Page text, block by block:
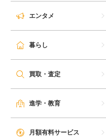
エンタメ
暮らし
買取・査定
進学・教育
月額有料サービス